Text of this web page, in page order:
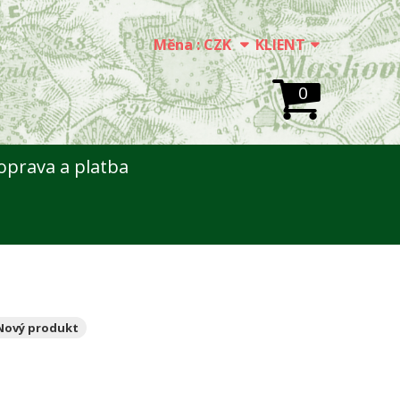
KLIENT
Měna :CZK
0
a platba
produkt